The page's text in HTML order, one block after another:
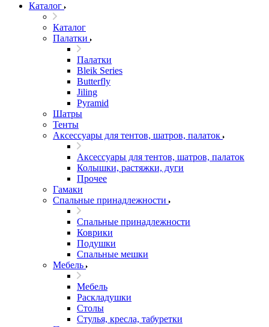
Каталог
Каталог
Палатки
Палатки
Bleik Series
Butterfly
Jiling
Pyramid
Шатры
Тенты
Аксессуары для тентов, шатров, палаток
Аксессуары для тентов, шатров, палаток
Колышки, растяжки, дуги
Прочее
Гамаки
Спальные принадлежности
Спальные принадлежности
Коврики
Подушки
Спальные мешки
Мебель
Мебель
Раскладушки
Столы
Стулья, кресла, табуретки